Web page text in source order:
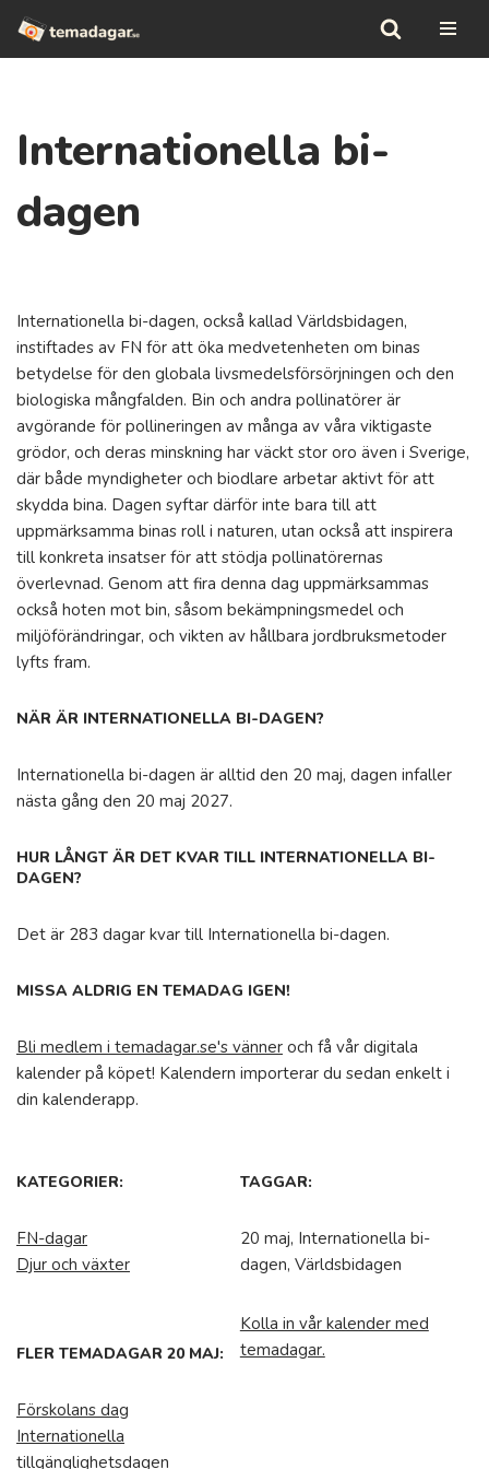
Hoppa
Internationella bi-
dagen
Internationella bi-dagen, också kallad Världsbidagen,
instiftades av FN för att öka medvetenheten om binas
betydelse för den globala livsmedelsförsörjningen och den
biologiska mångfalden. Bin och andra pollinatörer är
avgörande för pollineringen av många av våra viktigaste
grödor, och deras minskning har väckt stor oro även i Sverige,
där både myndigheter och biodlare arbetar aktivt för att
skydda bina. Dagen syftar därför inte bara till att
uppmärksamma binas roll i naturen, utan också att inspirera
till konkreta insatser för att stödja pollinatörernas
överlevnad. Genom att fira denna dag uppmärksammas
också hoten mot bin, såsom bekämpningsmedel och
miljöförändringar, och vikten av hållbara jordbruksmetoder
lyfts fram.
NÄR ÄR INTERNATIONELLA BI-DAGEN?
Internationella bi-dagen är alltid den 20 maj, dagen infaller
nästa gång den 20 maj 2027.
HUR LÅNGT ÄR DET KVAR TILL INTERNATIONELLA BI-
DAGEN?
Det är 283 dagar kvar till Internationella bi-dagen.
MISSA ALDRIG EN TEMADAG IGEN!
Bli medlem i temadagar.se's vänner och få vår digitala
kalender på köpet! Kalendern importerar du sedan enkelt i
din kalenderapp.
KATEGORIER:
FN-dagar
Djur och växter
TAGGAR:
20 maj, Internationella bi-
dagen, Världsbidagen
FLER TEMADAGAR 20 MAJ:
Förskolans dag
Internationella
tillgänglighetsdagen
Kolla in vår kalender med
temadagar.